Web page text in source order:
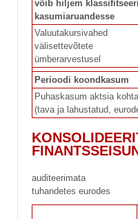
võib hiljem
kasumiaruandesse
Valuutakursivahed
välisettevõtete
ümberarvestusel
Perioodi koondkasum
Puhaskasum aktsia kohta
(tava ja lahustatud,
auditeerimata
tuhandetes eurodes